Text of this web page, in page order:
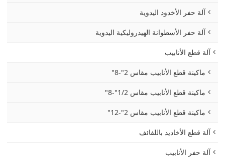
آلة حفر الأخدود اليدوية
آلة حفر الأسطوانة الهيدروليكية اليدوية
آلة قطع الأنابيب
ماكينة قطع الأنابيب مقاس 2"-8"
ماكينة قطع الأنابيب مقاس 1/2"-8"
ماكينة قطع الأنابيب مقاس 2"-12"
آلة قطع الأخاديد باللفائف
آلة حفر الأنابيب